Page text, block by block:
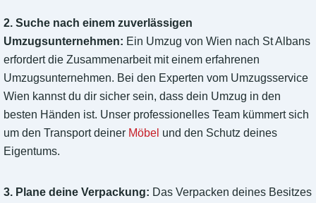
2. Suche nach einem zuverlässigen
Umzugsunternehmen: Ein Umzug von Wien nach St Albans
erfordert die Zusammenarbeit mit einem erfahrenen
Umzugsunternehmen. Bei den Experten vom Umzugsservice
Wien kannst du dir sicher sein, dass dein Umzug in den
besten Händen ist. Unser professionelles Team kümmert sich
um den Transport deiner Möbel und den Schutz deines
Eigentums.
3. Plane deine Verpackung: Das Verpacken deines Besitzes